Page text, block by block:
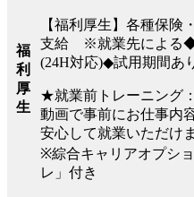
福
利
厚
生
【福利厚生】各種保険
支給 ※就業先による◆
(24H対応)◆試用期間あ
★就業前トレーニング
動画で事前にお仕事内
安心して就業いただけ
※綜合キャリアオプシ
レ」付き